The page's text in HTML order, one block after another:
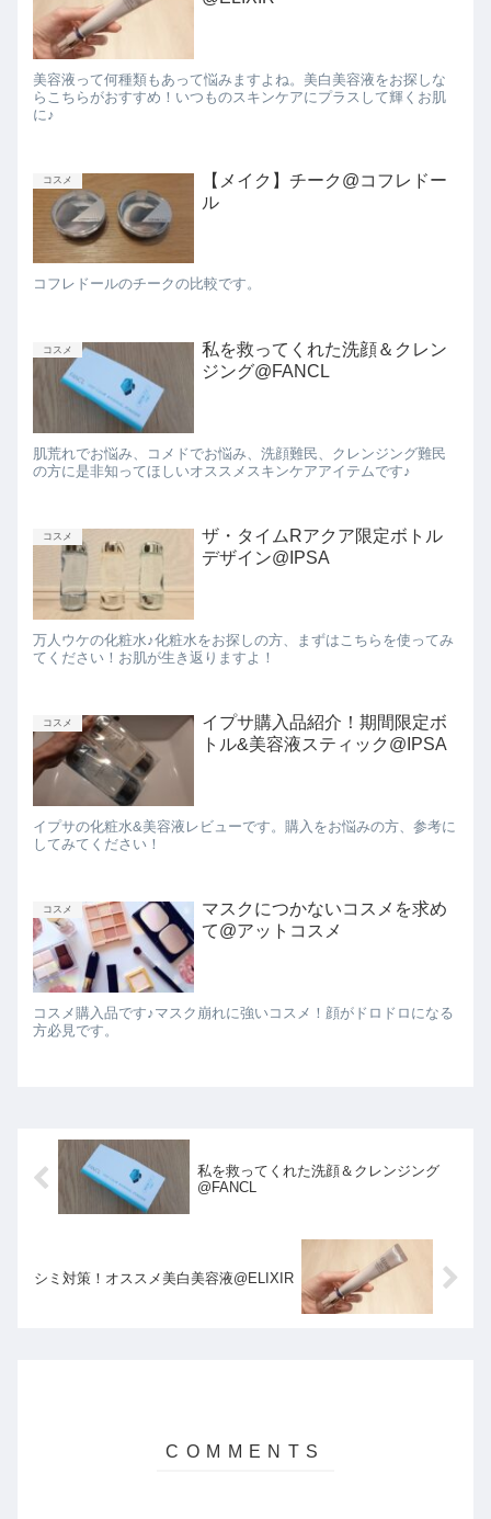
美容液って何種類もあって悩みますよね。美白美容液をお探しな
らこちらがおすすめ！いつものスキンケアにプラスして輝くお肌
に♪
コスメ
【メイク】チーク@コフレドー
ル
コフレドールのチークの比較です。
コスメ
私を救ってくれた洗顔＆クレン
ジング@FANCL
肌荒れでお悩み、コメドでお悩み、洗顔難民、クレンジング難民
の方に是非知ってほしいオススメスキンケアアイテムです♪
コスメ
ザ・タイムRアクア限定ボトル
デザイン@IPSA
万人ウケの化粧水♪化粧水をお探しの方、まずはこちらを使ってみ
てください！お肌が生き返りますよ！
コスメ
イプサ購入品紹介！期間限定ボ
トル&美容液スティック@IPSA
イプサの化粧水&美容液レビューです。購入をお悩みの方、参考に
してみてください！
コスメ
マスクにつかないコスメを求め
て@アットコスメ
コスメ購入品です♪マスク崩れに強いコスメ！顔がドロドロになる
方必見です。
私を救ってくれた洗顔＆クレンジング
@FANCL
シミ対策！オススメ美白美容液@ELIXIR